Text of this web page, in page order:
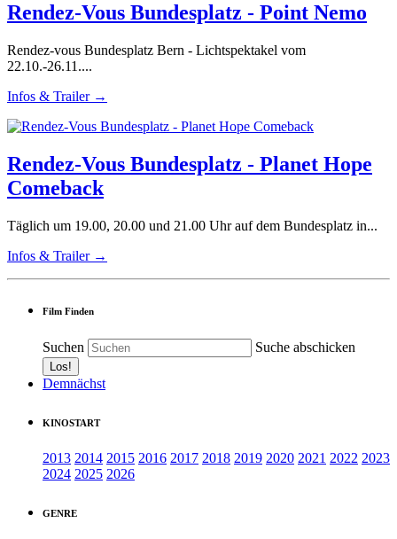
Rendez-Vous Bundesplatz - Point Nemo
Rendez-vous Bundesplatz Bern - Lichtspektakel vom
22.10.-26.11....
Infos & Trailer →
Rendez-Vous Bundesplatz - Planet Hope
Comeback
Täglich um 19.00, 20.00 und 21.00 Uhr auf dem Bundesplatz in...
Infos & Trailer →
Film Finden
Suchen Suche abschicken
Demnächst
KINOSTART
2013 2014 2015 2016 2017 2018 2019 2020 2021 2022 2023
2024 2025 2026
GENRE